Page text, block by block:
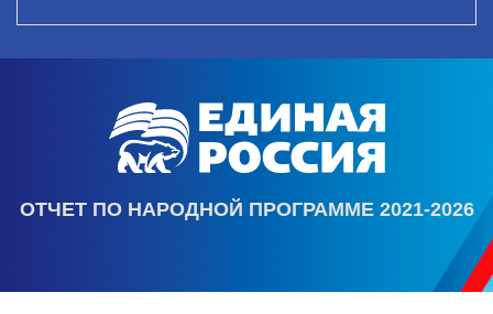
ОТЧЕТ ПО НАРОДНОЙ ПРОГРАММЕ 2021-2026